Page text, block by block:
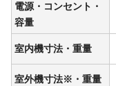
電源・コンセント・
容量
室内機寸法・重量
室外機寸法※・重量